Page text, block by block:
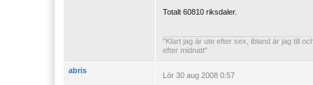
Totalt 60810 riksdaler.
"Klart jag är ute efter sex, ibland är jag till
efter midnatt"
abris
Lör 30 aug 2008 0:57